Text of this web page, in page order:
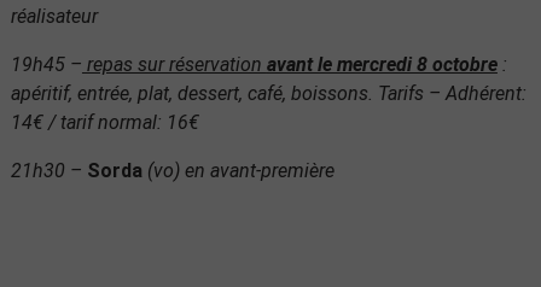
réalisateur
19h45 – repas sur réservation avant le mercredi 8 octobre:
apéritif, entrée, plat, dessert, café, boissons. Tarifs – Adhérent:
14€ / tarif normal: 16€
21h30 – Sorda (vo) en avant-première